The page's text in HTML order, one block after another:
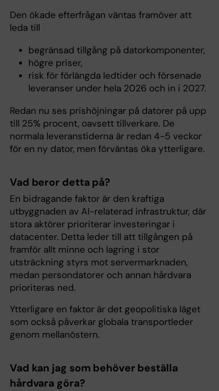
Den ökade efterfrågan väntas framöver att
leda till
begränsad tillgång på datorkomponenter,
högre priser,
risk för förlängda ledtider och försenade
leveranser under hela 2026 och in i 2027.
Redan nu ses prishöjningar på datorer på upp
till 25% procent, oavsett tillverkare. De
normala leveranstiderna är redan 4-5 veckor
för en ny dator, men förväntas öka ytterligare.
Vad beror detta på?
En bidragande faktor är den kraftiga
utbyggnaden av AI-relaterad infrastruktur, där
stora aktörer prioriterar investeringar i
datacenter. Detta leder till att tillgången på
framför allt minne och lagring i stor
utsträckning styrs mot servermarknaden,
medan persondatorer och annan hårdvara
prioriteras ned.
Ytterligare en faktor är det geopolitiska läget
som också påverkar globala transportleder
genom mellanöstern.
Vad kan jag som behöver beställa
hårdvara göra?